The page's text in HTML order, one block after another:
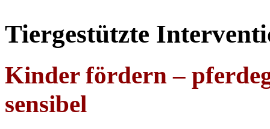
Tiergestützte
Kinder fördern –
sensibel